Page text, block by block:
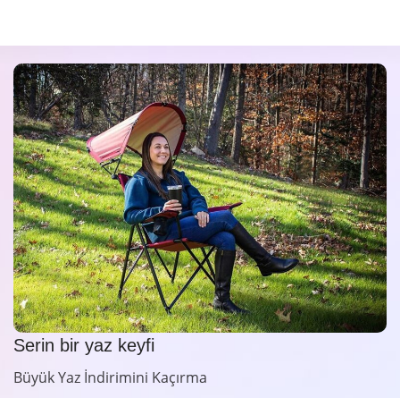
Serin bir yaz keyfi
Büyük Yaz İndirimini Kaçırma